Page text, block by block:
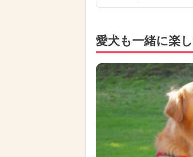
愛犬も一緒に楽